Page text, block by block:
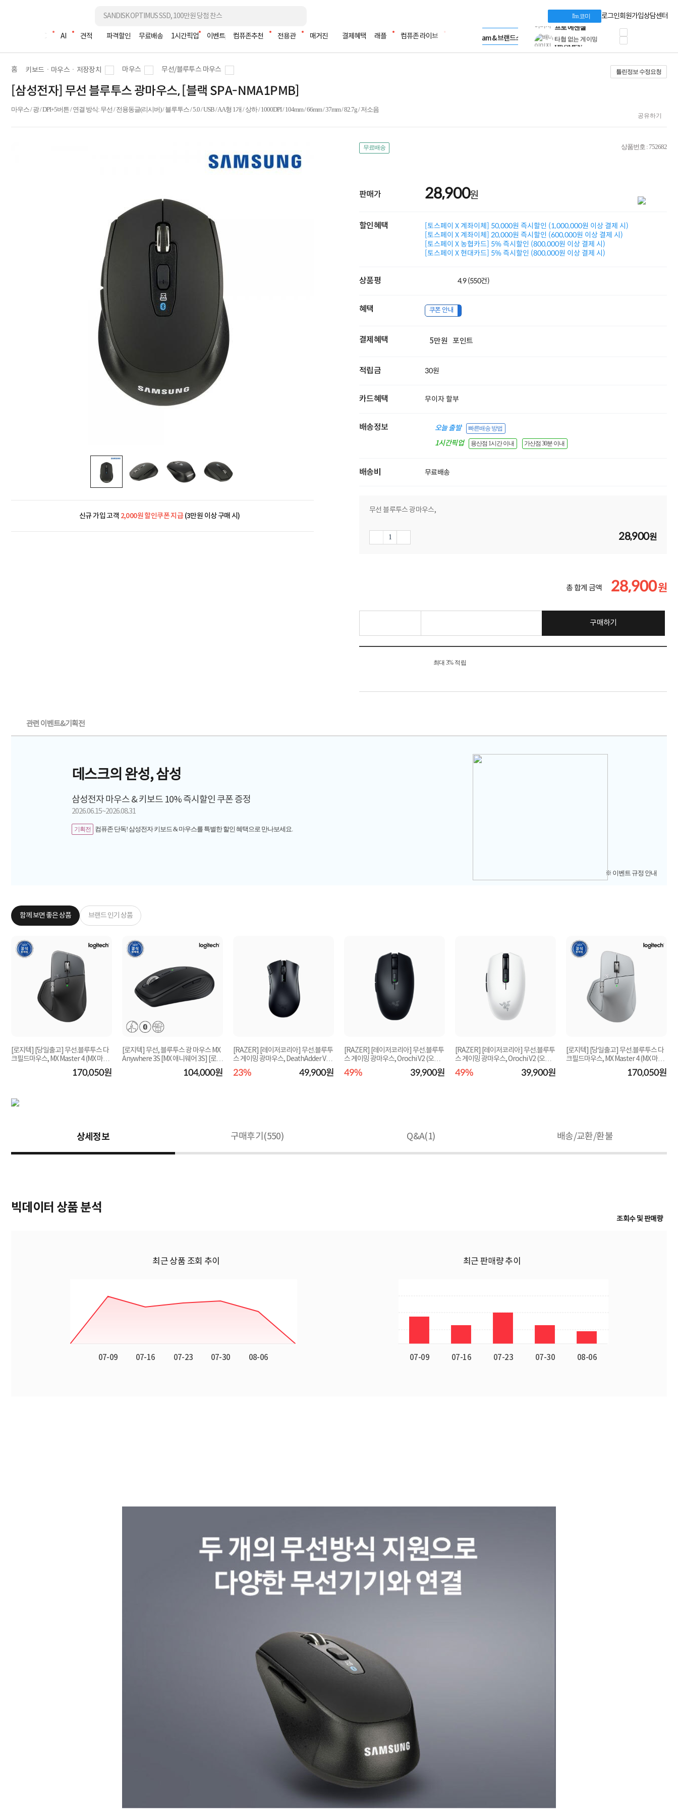
I'm 코미 로그인회원가입상담센터
조립PC AI 견적 파격할인 무료배송 1시간픽업 이벤트 컴퓨존추천 전용관 매거진 결제혜택 래플 컴퓨존 라이브
LG gram & 브랜드스토어
Microsoft 브랜드스토어
AMD 브랜드스토어
Dell 구매 찬스
프로 에센셜
타협 없는 게이밍
HP OMEN
로지텍
MSI 공유기
적립금 3% 페이백
시스코 스위칭허브
누적 금액 별
홈 키보드ㆍ마우스ㆍ저장장치 마우스 무선/블루투스 마우스 틀린정보 수정요청
[삼성전자] 무선 블루투스 광마우스, [블랙 SPA-NMA1PMB]
마우스 / 광 / DPI+5버튼 / 연결 방식: 무선 / 전용동글(리시버) / 블루투스 / 5.0 / USB / AA형 1개 / 상하 / 1000DPI / 104mm / 66mm / 37mm / 82.7g / 저소음
공유하기
신규 가입 고객 2,000원 할인쿠폰 지급(3만원 이상 구매 시)
무료배송 상품번호 : 752682
판매가 28,900원
할인혜택
[토스페이 X 계좌이체] 50,000원 즉시할인 (1,000,000원 이상 결제 시)
[토스페이 X 계좌이체] 20,000원 즉시할인 (600,000원 이상 결제 시)
[토스페이 X 농협카드] 5% 즉시할인 (800,000원 이상 결제 시)
[토스페이 X 현대카드] 5% 즉시할인 (800,000원 이상 결제 시)
상품평 4.9 (550건)
혜택 쿠폰 안내
결제혜택 5만원 포인트
적립금 30원
카드혜택 무이자 할부
배송정보 오늘 출발 빠른배송 방법
1시간픽업 용산점 1시간 이내 가산점 30분 이내
배송비 무료배송
무선 블루투스 광마우스,
28,900원
총 합계 금액 28,900원
구매하기
최대 3% 적립
관련 이벤트&기획전
데스크의 완성, 삼성
삼성전자 마우스 & 키보드 10% 즉시할인 쿠폰 증정
2026.06.15~2026.08.31
기획전 컴퓨존 단독! 삼성전자 키보드 & 마우스를 특별한 할인 혜택으로 만나보세요.
※ 이벤트 규정 안내
함께 보면 좋은 상품 브랜드 인기 상품
[로지텍] [당일출고] 무선.블루투스 다
크필드마우스, MX Master 4 (MX 마스
170,050원
[로지텍] 무선, 블루투스 광 마우스 MX
Anywhere 3S [MX 애니웨어 3S] [로지
104,000원
[RAZER] [레이저코리아] 무선.블루투
스 게이밍 광마우스, DeathAdder V2 X
HyperSpeed...
23% 49,900원
[RAZER] [레이저코리아] 무선.블루투
스 게이밍 광마우스, Orochi V2 (오로
49% 39,900원
[RAZER] [레이저코리아] 무선.블루투
스 게이밍 광마우스, Orochi V2 (오로
49% 39,900원
[로지텍] [당일출고] 무선.블루투스 다
크필드마우스, MX Master 4 (MX 마스
170,050원
상세정보 구매후기(550) Q&A(1) 배송/교환/환불
빅데이터 상품 분석
조회수 및 판매량
최근 상품 조회 추이 최근 판매량 추이